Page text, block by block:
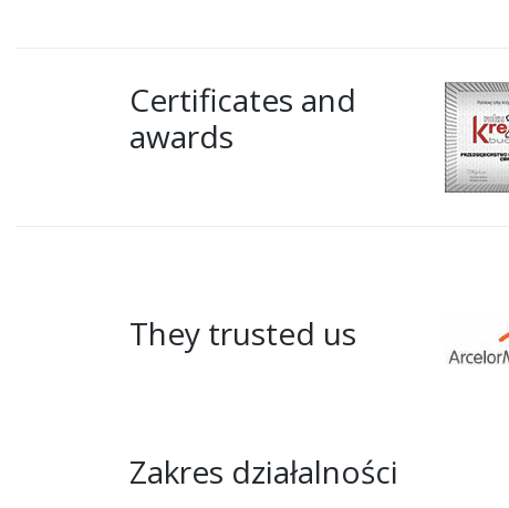
Certificates and
awards
They trusted us
Zakres działalności